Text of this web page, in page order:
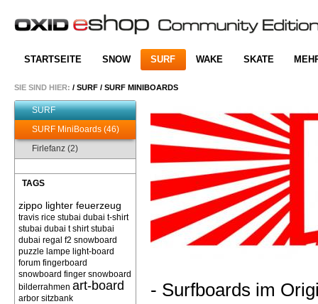
STARTSEITE SNOW SURF WAKE SKATE
SIE SIND HIER: / SURF / SURF MINIBOARDS
SURF
SURF MiniBoards (46)
Firlefanz (2)
TAGS
zippo lighter feuerzeug
travis rice stubai dubai t-shirt
stubai dubai t shirt stubai
dubai regal f2 snowboard
puzzle lampe light-board
forum fingerboard
snowboard finger snowboard
bilderrahmen art-board
arbor sitzbank
- Surfboards im